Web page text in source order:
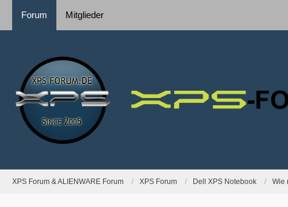
Forum Mitglieder
XPS Forum & ALIENWARE Forum XPS Forum Dell XPS Notebook Wie